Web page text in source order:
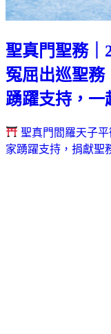
聖真門聖務｜
冤屈出巡聖務
踴躍支持，一
聖真門閻羅天子
家踴躍支持，捐獻聖